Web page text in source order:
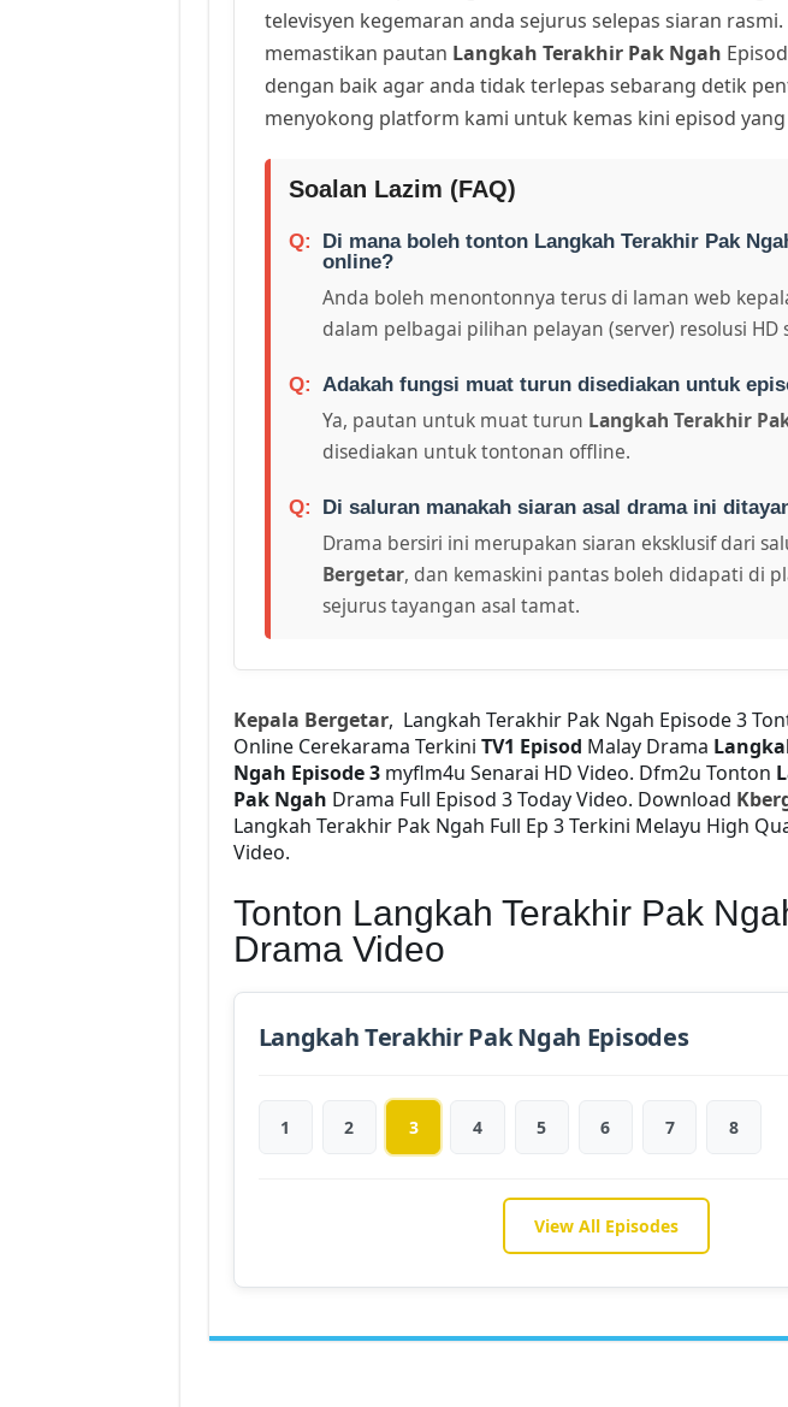
televisyen kegemaran anda sejurus selepas siaran rasmi.
memastikan pautan Langkah Terakhir Pak Ngah
dengan baik agar anda tidak terlepas sebarang detik
menyokong platform kami untuk kemas kini episod
Soalan Lazim (FAQ)
Di mana boleh tonton Langkah Terakhir Pak
online?
Anda boleh menontonnya terus di laman web
dalam pelbagai pilihan pelayan (server) resolusi HD
Adakah fungsi muat turun disediakan untuk
Ya, pautan untuk muat turun Langkah Terakhir
disediakan untuk tontonan offline.
Di saluran manakah siaran asal drama ini
Drama bersiri ini merupakan siaran eksklusif dari
Bergetar, dan kemaskini pantas boleh didapati di
sejurus tayangan asal tamat.
Kepala Bergetar, Langkah Terakhir Pak Ngah Episode 3
Online Cerekarama Terkini TV1 Episod Malay Drama
Ngah Episode 3 myflm4u Senarai HD Video. Dfm2u Tonton
Pak Ngah Drama Full Episod 3 Today Video. Download
Langkah Terakhir Pak Ngah Full Ep 3 Terkini Melayu High
Video.
Tonton Langkah Terakhir Pak
Drama Video
Langkah Terakhir Pak Ngah Episodes
1 2 3 4 5 6 7 8
View All Episodes